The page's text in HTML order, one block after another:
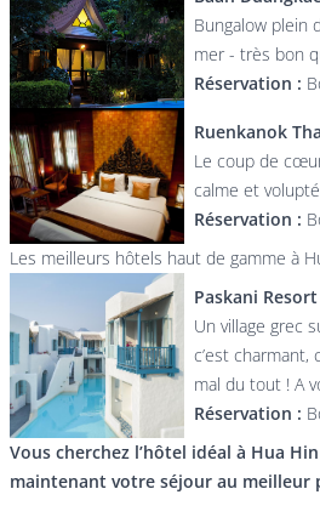
Bungalow plein
mer - très bon
Réservation :
Ruenkanok
Le coup de
calme et
Réservation :
Les meilleurs hôtels haut de gamme à
Paskani Resort
Un village grec
c’est charmant,
mal du tout ! A
Réservation :
Vous cherchez l’hôtel idéal à Hua Hin
maintenant votre séjour au meilleur